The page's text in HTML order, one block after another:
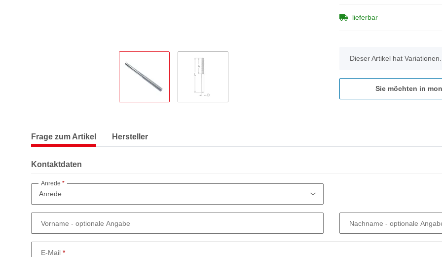
lieferbar
x
Dieser Artikel hat
Sie möchten in
Frage zum Artikel Hersteller
Kontaktdaten
Anrede
Vorname - optionale Angabe Nachname - optionale
E-Mail